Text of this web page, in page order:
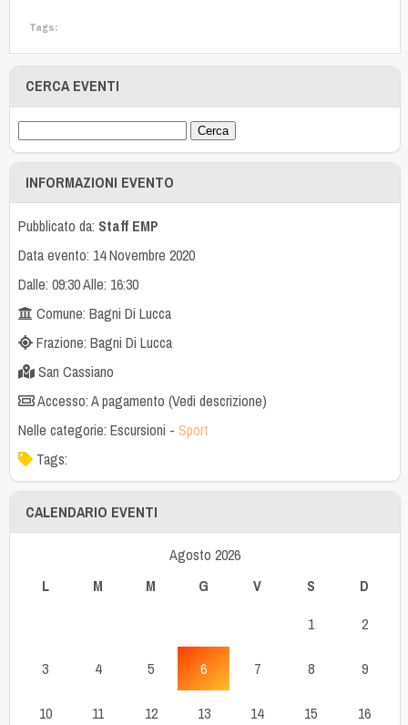
Tags:
CERCA EVENTI
INFORMAZIONI EVENTO
Pubblicato da: Staff EMP
Data evento: 14 Novembre 2020
Dalle: 09:30 Alle: 16:30
Comune: Bagni Di Lucca
Frazione: Bagni Di Lucca
San Cassiano
Accesso: A pagamento (Vedi descrizione)
Nelle categorie: Escursioni - Sport
Tags:
CALENDARIO EVENTI
Agosto 2026
L
M M G V S D
1 2
3 4 5 6 7 8 9
10 11 12 13 14 15 16